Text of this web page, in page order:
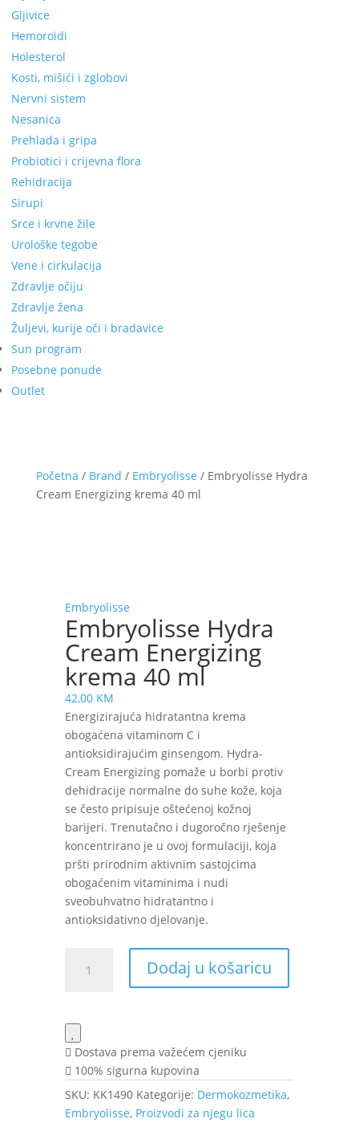
Gljivice
Hemoroidi
Holesterol
Kosti, mišići i zglobovi
Nervni sistem
Nesanica
Prehlada i gripa
Probiotici i crijevna flora
Rehidracija
Sirupi
Srce i krvne žile
Urološke tegobe
Vene i cirkulacija
Zdravlje očiju
Zdravlje žena
Žuljevi, kurije oči i bradavice
Sun program
Posebne ponude
Outlet
Početna / Brand / Embryolisse / Embryolisse Hydra
Cream Energizing krema 40 ml
Embryolisse
Embryolisse Hydra
Cream Energizing
krema 40 ml
42,00 KM
Energizirajuća hidratantna krema
obogaćena vitaminom C i
antioksidirajućim ginsengom. Hydra-
Cream Energizing pomaže u borbi protiv
dehidracije normalne do suhe kože, koja
se često pripisuje oštećenoj kožnoj
barijeri. Trenutačno i dugoročno rješenje
koncentrirano je u ovoj formulaciji, koja
pršti prirodnim aktivnim sastojcima
obogaćenim vitaminima i nudi
sveobuhvatno hidratantno i
antioksidativno djelovanje.
Hydra
krema
40
ml
količina
Dodaj u košaricu
Dostava prema važećem cjeniku
100% sigurna kupovina
SKU: KK1490 Kategorije: Dermokozmetika,
Embryolisse, Proizvodi za njegu lica